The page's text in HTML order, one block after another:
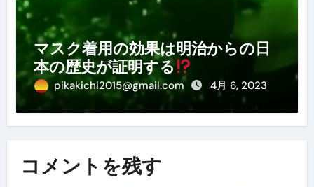
マスク着用の効果は明治からの日
本の歴史が証明する
pikakichi2015@gmail.com 4月 6, 2023
コメントを残す